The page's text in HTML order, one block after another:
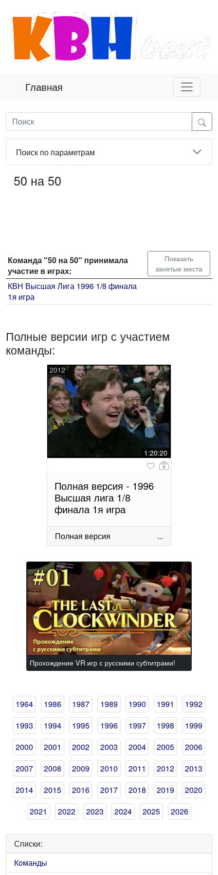
Главная
Поиск по параметрам
50 на 50
Команда "50 на 50" принимала
участие в играх:
Показать
занятые места
КВН Высшая Лига 1996 1/8 финала
1я игра
Полные версии игр с участием
команды:
2012
1:20:20
Полная версия - 1996
Высшая лига 1/8
финала 1я игра
Полная версия ...
Прохождение VR игр с русскими субтитрами!
1964 1986 1987 1989 1990 1991
1992
1993
1994 1995 1996 1997 1998
1999
2000
2001 2002 2003 2004 2005
2006
2007
2008 2009 2010 2011 2012
2013
2014
2015 2016 2017 2018 2019
2020
2021
2022 2023 2024 2025 2026
Списки:
Команды